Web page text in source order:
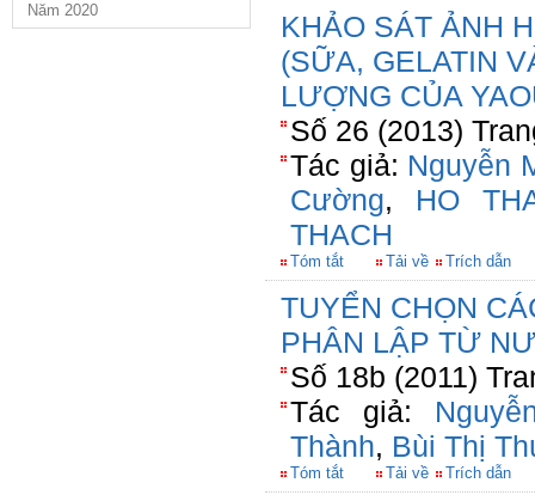
Năm 2020
KHẢO SÁT ẢNH
(SỮA, GELATIN
LƯỢNG CỦA
Số 26 (2013)
Tác giả: Nguyễn
Cường, HO
THACH
Tóm tắt Tải về Trích dẫn
TUYỂN CHỌN
PHÂN LẬP TỪ
Số 18b (2011)
Tác giả:
Thành, Bùi Thị
Tóm tắt Tải về Trích dẫn